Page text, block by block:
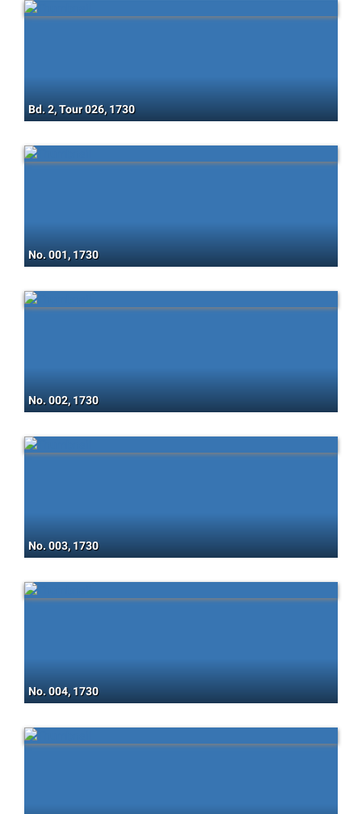
Bd. 2, Tour 026, 1730
No. 001, 1730
No. 002, 1730
No. 003, 1730
No. 004, 1730